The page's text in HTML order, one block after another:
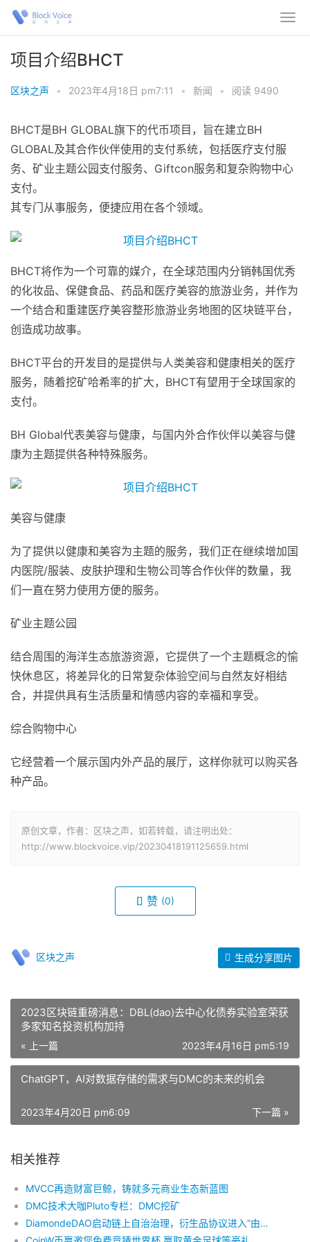
项目介绍BHCT
区块之声 • 2023年4月18日 pm7:11 • 新闻 • 阅读 9490
BHCT是BH GLOBAL旗下的代币项目，旨在建立BH
GLOBAL及其合作伙伴使用的支付系统，包括医疗支付服
务、矿业主题公园支付服务、Giftcon服务和复杂购物中心
支付。
其专门从事服务，便捷应用在各个领域。
BHCT将作为一个可靠的媒介，在全球范围内分销韩国优秀
的化妆品、保健食品、药品和医疗美容的旅游业务，并作为
一个结合和重建医疗美容整形旅游业务地图的区块链平台，
创造成功故事。
BHCT平台的开发目的是提供与人类美容和健康相关的医疗
服务，随着挖矿哈希率的扩大，BHCT有望用于全球国家的
支付。
BH Global代表美容与健康，与国内外合作伙伴以美容与健
康为主题提供各种特殊服务。
美容与健康
为了提供以健康和美容为主题的服务，我们正在继续增加国
内医院/服装、皮肤护理和生物公司等合作伙伴的数量，我
们一直在努力使用方便的服务。
矿业主题公园
结合周围的海洋生态旅游资源，它提供了一个主题概念的愉
快休息区，将差异化的日常复杂体验空间与自然友好相结
合，并提供具有生活质量和情感内容的幸福和享受。
综合购物中心
它经营着一个展示国内外产品的展厅，这样你就可以购买各
种产品。
原创文章，作者：区块之声，如若转载，请注明出处：
http://www.blockvoice.vip/20230418191125659.html
赞 (0)
区块之声 生成分享图片
2023区块链重磅消息：DBL(dao)去中心化债券实验室荣获
多家知名投资机构加持
« 上一篇 2023年4月16日 pm5:19
ChatGPT，AI对数据存储的需求与DMC的未来的机会
下一篇 »
2023年4月20日 pm6:09
相关推荐
MVCC再造财富巨鲸，铸就多元商业生态新蓝图
DMC技术大咖Pluto专栏：DMC挖矿
DiamondeDAO启动链上自治治理，衍生品协议进入“由用户掌控”的时代